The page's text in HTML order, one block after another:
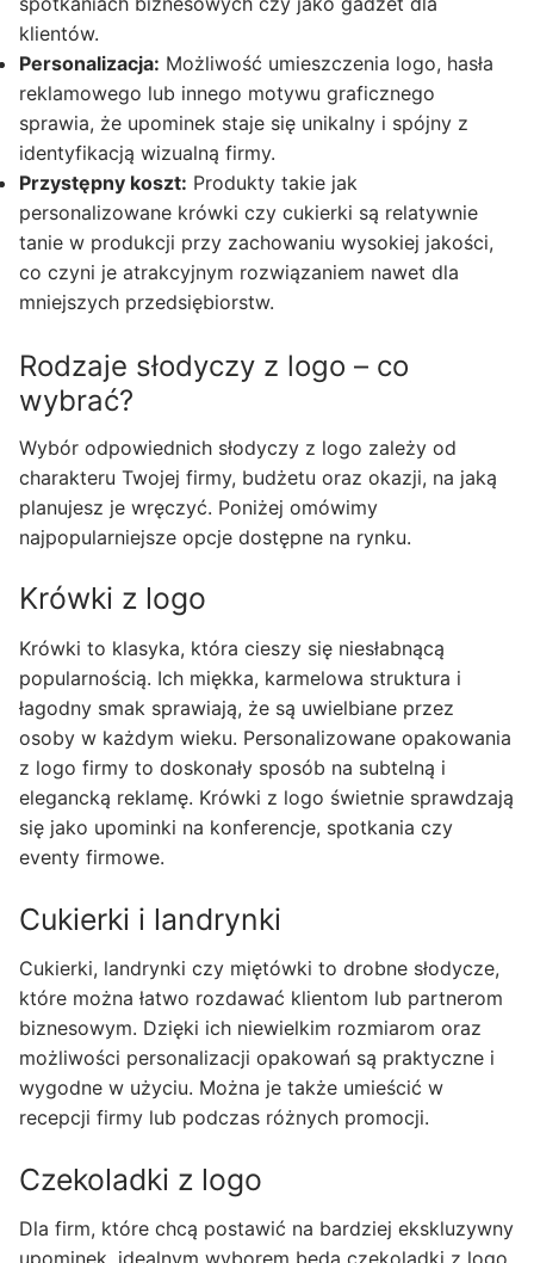
klientów.
Personalizacja: Możliwość umieszczenia logo, hasła
reklamowego lub innego motywu graficznego
sprawia, że upominek staje się unikalny i spójny z
identyfikacją wizualną firmy.
Przystępny koszt: Produkty takie jak
personalizowane krówki czy cukierki są relatywnie
tanie w produkcji przy zachowaniu wysokiej jakości,
co czyni je atrakcyjnym rozwiązaniem nawet dla
mniejszych przedsiębiorstw.
Rodzaje słodyczy z logo – co
wybrać?
Wybór odpowiednich słodyczy z logo zależy od
charakteru Twojej firmy, budżetu oraz okazji, na jaką
planujesz je wręczyć. Poniżej omówimy
najpopularniejsze opcje dostępne na rynku.
Krówki z logo
Krówki to klasyka, która cieszy się niesłabnącą
popularnością. Ich miękka, karmelowa struktura i
łagodny smak sprawiają, że są uwielbiane przez
osoby w każdym wieku. Personalizowane opakowania
z logo firmy to doskonały sposób na subtelną i
elegancką reklamę. Krówki z logo świetnie sprawdzają
się jako upominki na konferencje, spotkania czy
eventy firmowe.
Cukierki i landrynki
Cukierki, landrynki czy miętówki to drobne słodycze,
które można łatwo rozdawać klientom lub partnerom
biznesowym. Dzięki ich niewielkim rozmiarom oraz
możliwości personalizacji opakowań są praktyczne i
wygodne w użyciu. Można je także umieścić w
recepcji firmy lub podczas różnych promocji.
Czekoladki z logo
Dla firm, które chcą postawić na bardziej ekskluzywny
upominek, idealnym wyborem będą czekoladki z logo.